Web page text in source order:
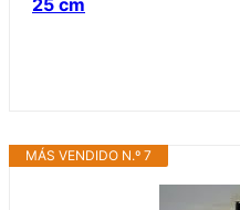
MÁS VENDIDO N.º 7